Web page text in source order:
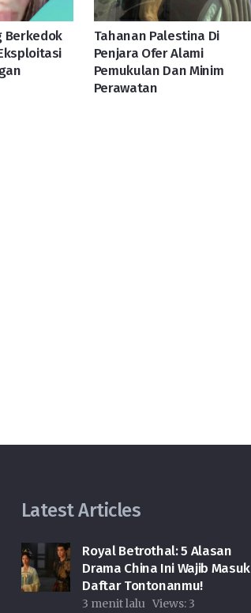
Berkedok
Tahanan Palestina Di
Penjara Ofer Alami
Pemukulan Dan Minim
Perawatan
Latest Articles
Royal Betrothal: 5 Alasan
Drama China Ini Wajib Masuk
Daftar Tontonanmu!
3 menit lalu Views: 3